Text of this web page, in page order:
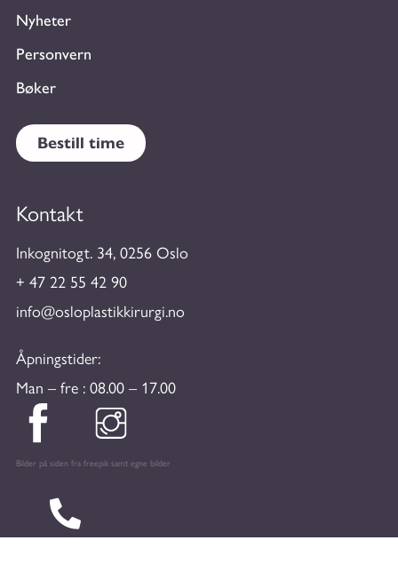
Nyheter
Personvern
Bøker
Bestill time
Kontakt
Inkognitogt. 34, 0256 Oslo
+ 47 22 55 42 90
info@osloplastikkirurgi.no
Åpningstider:
Man – fre : 08.00 – 17.00
Bilder på siden fra freepik samt egne bilder